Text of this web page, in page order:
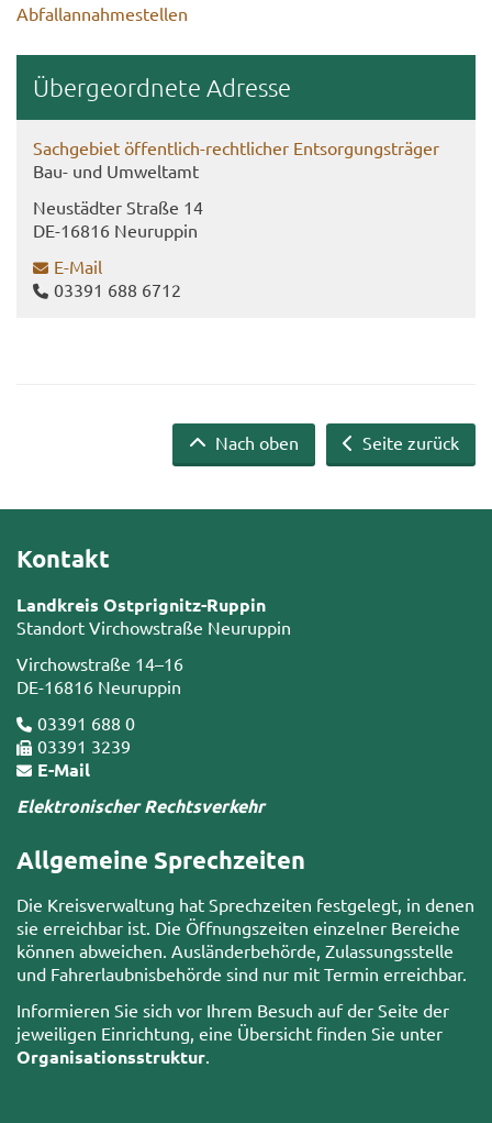
Ab­fall­an­nah­me­stel­len
Über­ge­ord­ne­te Adres­se
Sach­ge­biet öffentlich-​rechtlicher Ent­sor­gungs­trä­ger
Bau- und Um­welt­amt
Neu­städ­ter Stra­ße 14
DE-​16816 Neu­rup­pin
E-​Mail
03391 688 6712
Seite zurück
Nach oben
Kontakt
Landkreis Ostprignitz-Ruppin
Standort Virchowstraße Neuruppin
Virchowstraße 14–16
DE-16816 Neuruppin
03391 688 0
03391 3239
E-Mail
Elektronischer Rechtsverkehr
Allgemeine Sprechzeiten
Die Kreisverwaltung hat Sprechzeiten festgelegt, in denen
sie erreichbar ist. Die Öffnungszeiten einzelner Bereiche
können abweichen. Ausländerbehörde, Zulassungsstelle
und Fahrerlaubnisbehörde sind nur mit Termin erreichbar.
Informieren Sie sich vor Ihrem Besuch auf der Seite der
jeweiligen Einrichtung, eine Übersicht finden Sie unter
Organisationsstruktur.